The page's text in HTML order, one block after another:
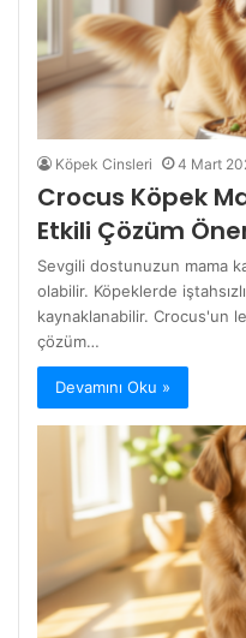
Köpek Cinsleri 4 Mart
Crocus Köpek
Etkili Çözüm
Sevgili dostunuzun mama
olabilir. Köpeklerde
kaynaklanabilir. Crocus'un
çözüm…
Devamını Oku »